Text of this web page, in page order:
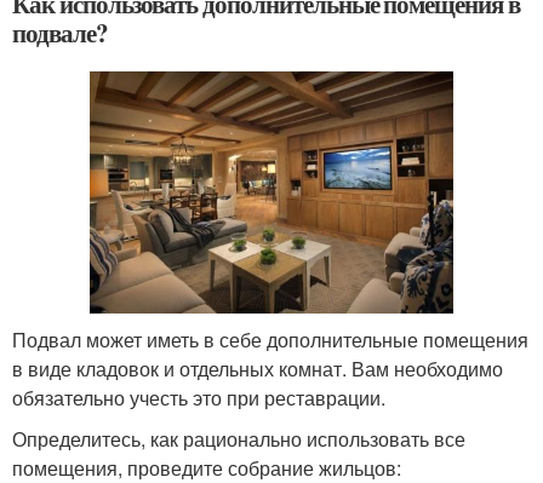
подвале?
Подвал может иметь в себе дополнительные помещения
в виде кладовок и отдельных комнат. Вам необходимо
обязательно учесть это при реставрации.
Определитесь, как рационально использовать все
помещения, проведите собрание жильцов: